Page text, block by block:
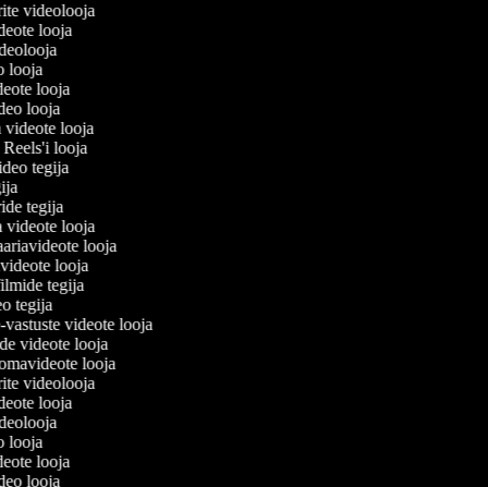
videolooja
looja
looja
looja
looja
videote looja
Reels'i looja
tegija
tegija
videote looja
looja
looja
tegija
tegija
vastuste videote looja
videote looja
looja
videolooja
looja
looja
looja
looja